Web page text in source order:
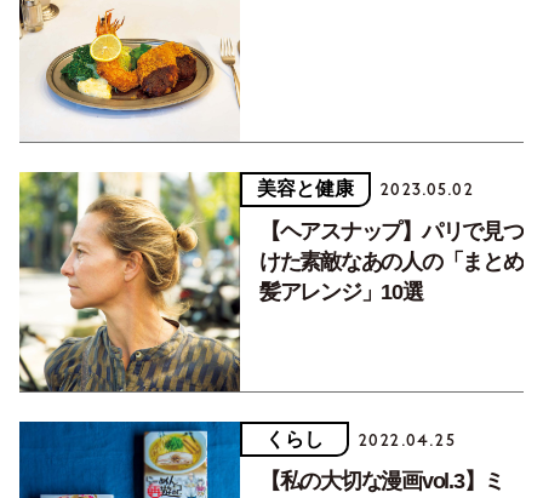
美容と健康 2023.05.02
【ヘアスナップ】パリで見つ
けた素敵なあの人の「まとめ
髪アレンジ」10選
くらし 2022.04.25
【私の大切な漫画vol.3】ミ